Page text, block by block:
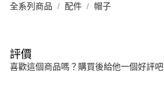
全系列商品 配件 帽子
評價
喜歡這個商品嗎？購買後給他一個好評吧